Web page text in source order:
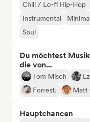
Chill / Lo-fi Hip-Hop
Instrumental
Soul
Du möchtest
die von...
Tom Misch
Forrest.
Matt
Hauptchancen